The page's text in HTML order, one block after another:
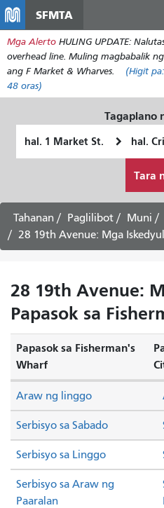
SFMTA
Mga Alerto HULING UPDATE:
overhead line. Muling magbabalik
ang F Market & Wharves.
(Higit pa:
48 oras)
Tagaplano
Tara
Tahanan Paglilibot Muni
28 19th Avenue: Mga Iskedyul
28 19th Avenue:
Papasok sa
Papasok sa Fisherman's
Wharf
Serbisyo sa Sabado
Serbisyo sa Linggo
Araw ng linggo
Serbisyo sa Araw ng
Paaralan